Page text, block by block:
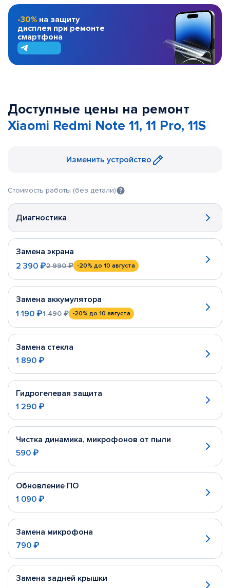
-30% на защиту
дисплея при ремонте
смартфона
Доступные цены на ремонт
Xiaomi Redmi Note 11, 11 Pro, 11S
Изменить устройство
Стоимость работы (без детали)
Диагностика
Замена экрана
2 390 ₽2 990 ₽ -20% до 10 августа
Замена аккумулятора
1 190 ₽1 490 ₽ -20% до 10 августа
Замена стекла
1 890 ₽
Гидрогелевая защита
1 290 ₽
Чистка динамика, микрофонов от пыли
590 ₽
Обновление ПО
1 090 ₽
Замена микрофона
790 ₽
Замена задней крышки